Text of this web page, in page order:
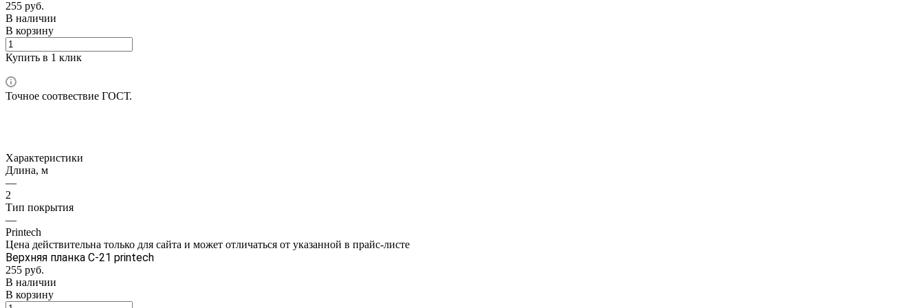
255 руб.
В наличии
В корзину
Купить в 1 клик
Точное соотвествие ГОСТ.
Характеристики
Длина, м
—
2
Тип покрытия
—
Printech
Цена действительна только для сайта и может отличаться от указанной в прайс-листе
Верхняя планка С-21 printech
255 руб.
В наличии
В корзину